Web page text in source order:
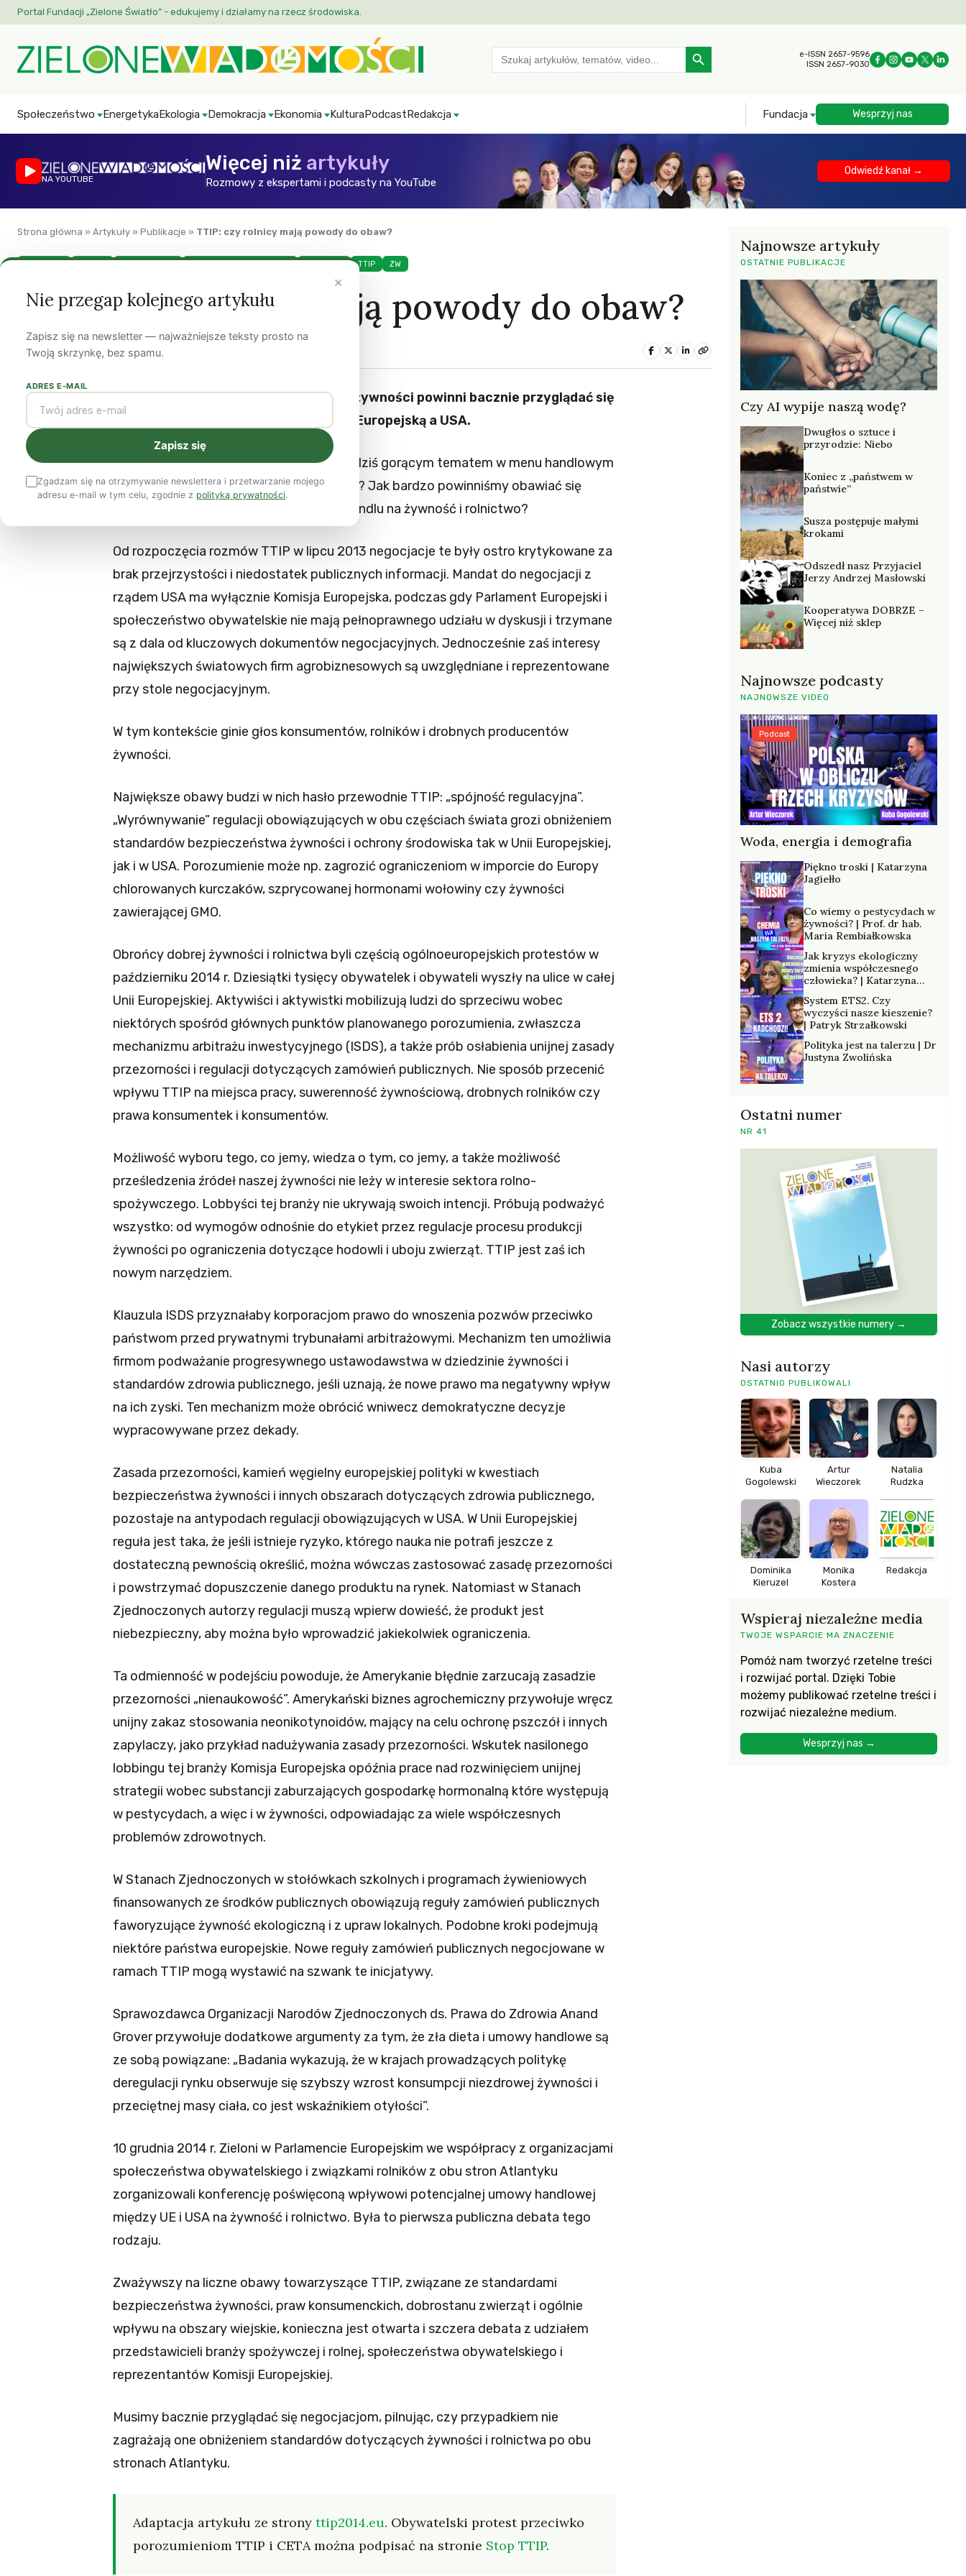
Portal Fundacji „Zielone Światło” - edukujemy i działamy na rzecz środowiska.
Search
for:
Search Button
e-ISSN 2657-9596
ISSN 2657-9030
Społeczeństwo EnergetykaEkologia Demokracja Ekonomia KulturaPodcastRedakcja Fundacja Wesprzyj nas
NA YOUTUBE
Więcej niż artykuły
Rozmowy z ekspertami i podcasty na YouTube
Odwiedź kanał →
Strona główna » Artykuły » Publikacje » TTIP: czy rolnicy mają powody do obaw?
TTIP ZW
TTIP: czy rolnicy mają powody do obaw?
Nelly Baltide8 stycznia 20155 min czytania
O tym, dlaczego rolnicy i konsumenci żywności powinni bacznie przyglądać się
negocjacjom handlowym między Unią Europejską a USA.
Negocjacje nad porozumieniem TTIP są dziś gorącym tematem w menu handlowym
Komisji Europejskiej. Ale co się tam pichci? Jak bardzo powinniśmy obawiać się
wpływu ewentualnej umowy o wolnym handlu na żywność i rolnictwo?
Od rozpoczęcia rozmów TTIP w lipcu 2013 negocjacje te były ostro krytykowane za
brak przejrzystości i niedostatek publicznych informacji. Mandat do negocjacji z
rządem USA ma wyłącznie Komisja Europejska, podczas gdy Parlament Europejski i
społeczeństwo obywatelskie nie mają pełnoprawnego udziału w dyskusji i trzymane
są z dala od kluczowych dokumentów negocjacyjnych. Jednocześnie zaś interesy
największych światowych firm agrobiznesowych są uwzględniane i reprezentowane
przy stole negocjacyjnym.
W tym kontekście ginie głos konsumentów, rolników i drobnych producentów
żywności.
Największe obawy budzi w nich hasło przewodnie TTIP: „spójność regulacyjna”.
„Wyrównywanie” regulacji obowiązujących w obu częściach świata grozi obniżeniem
standardów bezpieczeństwa żywności i ochrony środowiska tak w Unii Europejskiej,
jak i w USA. Porozumienie może np. zagrozić ograniczeniom w imporcie do Europy
chlorowanych kurczaków, szprycowanej hormonami wołowiny czy żywności
zawierającej GMO.
Obrońcy dobrej żywności i rolnictwa byli częścią ogólnoeuropejskich protestów w
październiku 2014 r. Dziesiątki tysięcy obywatelek i obywateli wyszły na ulice w całej
Unii Europejskiej. Aktywiści i aktywistki mobilizują ludzi do sprzeciwu wobec
niektórych spośród głównych punktów planowanego porozumienia, zwłaszcza
mechanizmu arbitrażu inwestycyjnego (ISDS), a także prób osłabienia unijnej zasady
przezorności i regulacji dotyczących zamówień publicznych. Nie sposób przecenić
wpływu TTIP na miejsca pracy, suwerenność żywnościową, drobnych rolników czy
prawa konsumentek i konsumentów.
Możliwość wyboru tego, co jemy, wiedza o tym, co jemy, a także możliwość
prześledzenia źródeł naszej żywności nie leży w interesie sektora rolno-
spożywczego. Lobbyści tej branży nie ukrywają swoich intencji. Próbują podważyć
wszystko: od wymogów odnośnie do etykiet przez regulacje procesu produkcji
żywności po ograniczenia dotyczące hodowli i uboju zwierząt. TTIP jest zaś ich
nowym narzędziem.
Klauzula ISDS przyznałaby korporacjom prawo do wnoszenia pozwów przeciwko
państwom przed prywatnymi trybunałami arbitrażowymi. Mechanizm ten umożliwia
firmom podważanie progresywnego ustawodawstwa w dziedzinie żywności i
standardów zdrowia publicznego, jeśli uznają, że nowe prawo ma negatywny wpływ
na ich zyski. Ten mechanizm może obrócić wniwecz demokratyczne decyzje
wypracowywane przez dekady.
Zasada przezorności, kamień węgielny europejskiej polityki w kwestiach
bezpieczeństwa żywności i innych obszarach dotyczących zdrowia publicznego,
pozostaje na antypodach regulacji obowiązujących w USA. W Unii Europejskiej
reguła jest taka, że jeśli istnieje ryzyko, którego nauka nie potrafi jeszcze z
dostateczną pewnością określić, można wówczas zastosować zasadę przezorności
i powstrzymać dopuszczenie danego produktu na rynek. Natomiast w Stanach
Zjednoczonych autorzy regulacji muszą wpierw dowieść, że produkt jest
niebezpieczny, aby można było wprowadzić jakiekolwiek ograniczenia.
Ta odmienność w podejściu powoduje, że Amerykanie błędnie zarzucają zasadzie
przezorności „nienaukowość”. Amerykański biznes agrochemiczny przywołuje wręcz
unijny zakaz stosowania neonikotynoidów, mający na celu ochronę pszczół i innych
zapylaczy, jako przykład nadużywania zasady przezorności. Wskutek nasilonego
lobbingu tej branży Komisja Europejska opóźnia prace nad rozwinięciem unijnej
strategii wobec substancji zaburzających gospodarkę hormonalną które występują
w pestycydach, a więc i w żywności, odpowiadając za wiele współczesnych
problemów zdrowotnych.
W Stanach Zjednoczonych w stołówkach szkolnych i programach żywieniowych
finansowanych ze środków publicznych obowiązują reguły zamówień publicznych
faworyzujące żywność ekologiczną i z upraw lokalnych. Podobne kroki podejmują
niektóre państwa europejskie. Nowe reguły zamówień publicznych negocjowane w
ramach TTIP mogą wystawić na szwank te inicjatywy.
Sprawozdawca Organizacji Narodów Zjednoczonych ds. Prawa do Zdrowia Anand
Grover przywołuje dodatkowe argumenty za tym, że zła dieta i umowy handlowe są
ze sobą powiązane: „Badania wykazują, że w krajach prowadzących politykę
deregulacji rynku obserwuje się szybszy wzrost konsumpcji niezdrowej żywności i
przeciętnej masy ciała, co jest wskaźnikiem otyłości”.
10 grudnia 2014 r. Zieloni w Parlamencie Europejskim we współpracy z organizacjami
społeczeństwa obywatelskiego i związkami rolników z obu stron Atlantyku
zorganizowali konferencję poświęconą wpływowi potencjalnej umowy handlowej
między UE i USA na żywność i rolnictwo. Była to pierwsza publiczna debata tego
rodzaju.
Zważywszy na liczne obawy towarzyszące TTIP, związane ze standardami
bezpieczeństwa żywności, praw konsumenckich, dobrostanu zwierząt i ogólnie
wpływu na obszary wiejskie, konieczna jest otwarta i szczera debata z udziałem
przedstawicieli branży spożywczej i rolnej, społeczeństwa obywatelskiego i
reprezentantów Komisji Europejskiej.
Musimy bacznie przyglądać się negocjacjom, pilnując, czy przypadkiem nie
zagrażają one obniżeniem standardów dotyczących żywności i rolnictwa po obu
stronach Atlantyku.
Adaptacja artykułu ze strony ttip2014.eu. Obywatelski protest przeciwko
porozumieniom TTIP i CETA można podpisać na stronie Stop TTIP.
Najnowsze artykuły
OSTATNIE PUBLIKACJE
Czy AI wypije naszą wodę?
Dwugłos o sztuce i
przyrodzie: Niebo
Koniec z „państwem w
państwie”
Susza postępuje małymi
krokami
Odszedł nasz Przyjaciel
Jerzy Andrzej Masłowski
Kooperatywa DOBRZE –
Więcej niż sklep
Najnowsze podcasty
NAJNOWSZE VIDEO
Woda, energia i demografia
Podcast
Piękno troski | Katarzyna
Jagiełło
Co wiemy o pestycydach w
żywności? | Prof. dr hab.
Maria Rembiałkowska
Jak kryzys ekologiczny
zmienia współczesnego
człowieka? | Katarzyna
System ETS2. Czy
wyczyści nasze kieszenie?
| Patryk Strzałkowski
Polityka jest na talerzu | Dr
Justyna Zwolińska
Ostatni numer
NR 41
Zobacz wszystkie numery →
Nasi autorzy
OSTATNIO PUBLIKOWALI
Kuba
Gogolewski
Artur
Wieczorek
Natalia
Rudzka
Dominika
Kieruzel
Monika
Kostera
Redakcja
Wspieraj niezależne media
TWOJE WSPARCIE MA ZNACZENIE
Pomóż nam tworzyć rzetelne treści
i rozwijać portal. Dzięki Tobie
możemy publikować rzetelne treści i
rozwijać niezależne medium.
Wesprzyj nas →
×
Nie przegap kolejnego artykułu
Zapisz się na newsletter — najważniejsze teksty prosto na
Twoją skrzynkę, bez spamu.
ADRES E-MAIL
Zapisz się
Zgadzam się na otrzymywanie newslettera i przetwarzanie mojego
adresu e-mail w tym celu, zgodnie z polityką prywatności.